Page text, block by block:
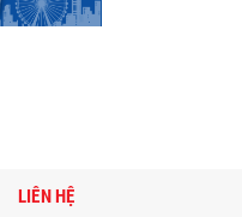
LIÊN HỆ